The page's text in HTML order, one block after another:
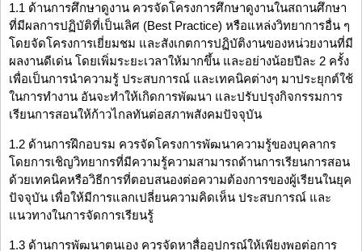
1.1 ด้านการศึกษาดูงาน ควรจัดโครงการศึกษาดูงานในสถานศึกษา
ที่มีผลการปฏิบัติที่เป็นเลิศ (Best Practice) หรือแหล่งวิทยาการอื่น ๆ
โดยจัดโครงการเยี่ยมชม และสังเกตการปฏิบัติงานของหน่วยงานที่มี
ผลงานดีเด่น โดยเพิ่มระยะเวลาให้มากขึ้น และอย่างน้อยปีละ 2 ครั้ง
เพื่อเป็นการนำความรู้ ประสบการณ์ และเทคนิคต่างๆ มาประยุกต์ใช้
ในการทำงาน อันจะทำให้เกิดการพัฒนา และปรับปรุงกิจกรรมการ
เรียนการสอนให้ก้าวไกลทันต่อสภาพสังคมปัจจุบัน
1.2 ด้านการฝึกอบรม ควรจัดโครงการพัฒนาความรู้ของบุคลากร
โดยการเชิญวิทยากรที่มีความรู้ความสามารถด้านการเรียนการสอน
ด้วยเทคนิคหรือวิธีการที่ตอบสนองต่อความต้องการของผู้เรียนในยุค
ปัจจุบัน เพื่อให้มีการแลกเปลี่ยนความคิดเห็น ประสบการณ์ และ
แนวทางในการจัดการเรียนรู้
1.3 ด้านการพัฒนาตนเอง ควรจัดหาสื่ออุปกรณ์ให้เพียงพอต่อการ